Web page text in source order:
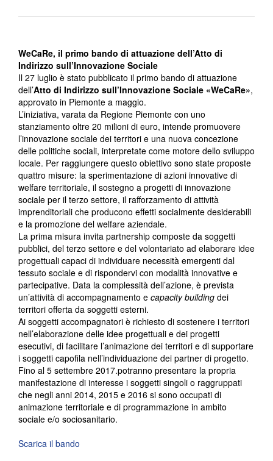
WeCaRe, il primo bando di attuazione dell’Atto di
Indirizzo sull’Innovazione Sociale
Il 27 luglio è stato pubblicato il primo bando di attuazione
dell’Atto di Indirizzo sull’Innovazione Sociale «WeCaRe»,
approvato in Piemonte a maggio.
L’iniziativa, varata da Regione Piemonte con uno
stanziamento oltre 20 milioni di euro, intende promuovere
l’innovazione sociale dei territori e una nuova concezione
delle politiche sociali, interpretate come motore dello sviluppo
locale. Per raggiungere questo obiettivo sono state proposte
quattro misure: la sperimentazione di azioni innovative di
welfare territoriale, il sostegno a progetti di innovazione
sociale per il terzo settore, il rafforzamento di attività
imprenditoriali che producono effetti socialmente desiderabili
e la promozione del welfare aziendale.
La prima misura invita partnership composte da soggetti
pubblici, del terzo settore e del volontariato ad elaborare idee
progettuali capaci di individuare necessità emergenti dal
tessuto sociale e di rispondervi con modalità innovative e
partecipative. Data la complessità dell’azione, è prevista
un’attività di accompagnamento e capacity building dei
territori offerta da soggetti esterni.
Ai soggetti accompagnatori è richiesto di sostenere i territori
nell’elaborazione delle idee progettuali e dei progetti
esecutivi, di facilitare l’animazione dei territori e di supportare
i soggetti capofila nell’individuazione dei partner di progetto.
Fino al 5 settembre 2017.potranno presentare la propria
manifestazione di interesse i soggetti singoli o raggruppati
che negli anni 2014, 2015 e 2016 si sono occupati di
animazione territoriale e di programmazione in ambito
sociale e/o sociosanitario.
Scarica il bando